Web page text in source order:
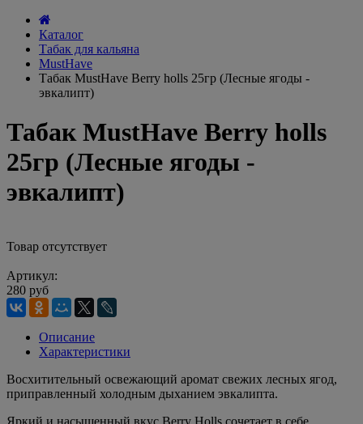
Каталог
Табак для кальяна
MustHave
Табак MustHave Berry hоlls 25гр (Лесные ягоды -
эвкалипт)
Табак MustHave Berry hоlls
25гр (Лесные ягоды -
эвкалипт)
Товар отсутствует
Артикул:
280 руб
Описание
Характеристики
Восхитительный освежающий аромат свежих лесных ягод,
приправленный холодным дыханием эвкалипта.
Яркий и насыщенный вкус Berry Holls сочетает в себе